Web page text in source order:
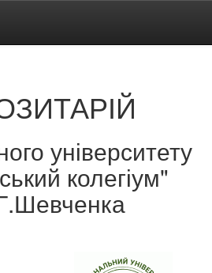
університету
колегіум"